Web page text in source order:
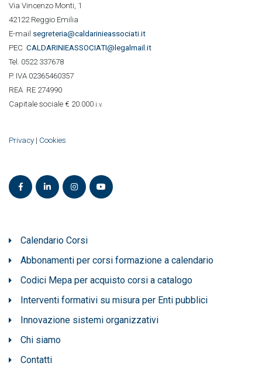
Via Vincenzo Monti, 1
42122 Reggio Emilia
E-mail segreteria@caldarinieassociati.it
PEC CALDARINIEASSOCIATI@legalmail.it
Tel. 0522 337678
P. IVA 02365460357
REA RE 274990
Capitale sociale € 20.000 i.v.
Privacy | Cookies
Calendario Corsi
Abbonamenti per corsi formazione a calendario
Codici Mepa per acquisto corsi a catalogo
Interventi formativi su misura per Enti pubblici
Innovazione sistemi organizzativi
Chi siamo
Contatti